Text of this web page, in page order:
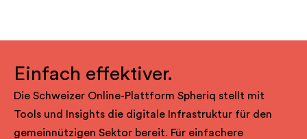
Einfach effektiver.
Die Schweizer Online-Plattform Spheriq stellt mit
Tools und Insights die digitale Infrastruktur für den
gemeinnützigen Sektor bereit. Für einfachere